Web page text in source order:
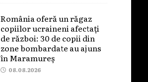
România oferă un răgaz
copiilor ucraineni afectați
de război: 30 de copii din
zone bombardate au ajuns
în Maramureș
08.08.2026